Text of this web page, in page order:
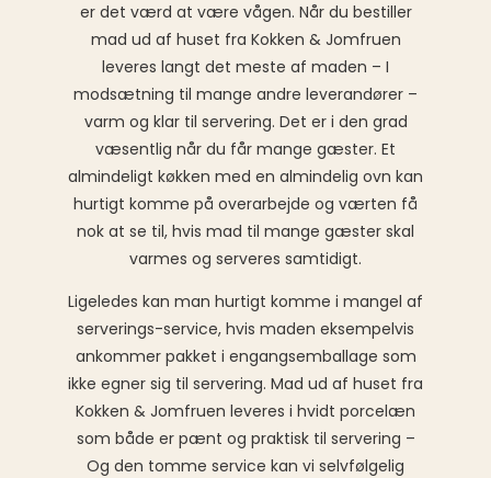
er det værd at være vågen. Når du bestiller
mad ud af huset fra Kokken & Jomfruen
leveres langt det meste af maden – I
modsætning til mange andre leverandører –
varm og klar til servering. Det er i den grad
væsentlig når du får mange gæster. Et
almindeligt køkken med en almindelig ovn kan
hurtigt komme på overarbejde og værten få
nok at se til, hvis mad til mange gæster skal
varmes og serveres samtidigt.
Ligeledes kan man hurtigt komme i mangel af
serverings-service, hvis maden eksempelvis
ankommer pakket i engangsemballage som
ikke egner sig til servering. Mad ud af huset fra
Kokken & Jomfruen leveres i hvidt porcelæn
som både er pænt og praktisk til servering –
Og den tomme service kan vi selvfølgelig